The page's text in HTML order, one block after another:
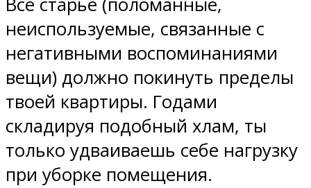
неиспользуемые, связанные с
негативными воспоминаниями
вещи) должно покинуть пределы
твоей квартиры. Годами
складируя подобный хлам, ты
только удваиваешь себе нагрузку
при уборке помещения.